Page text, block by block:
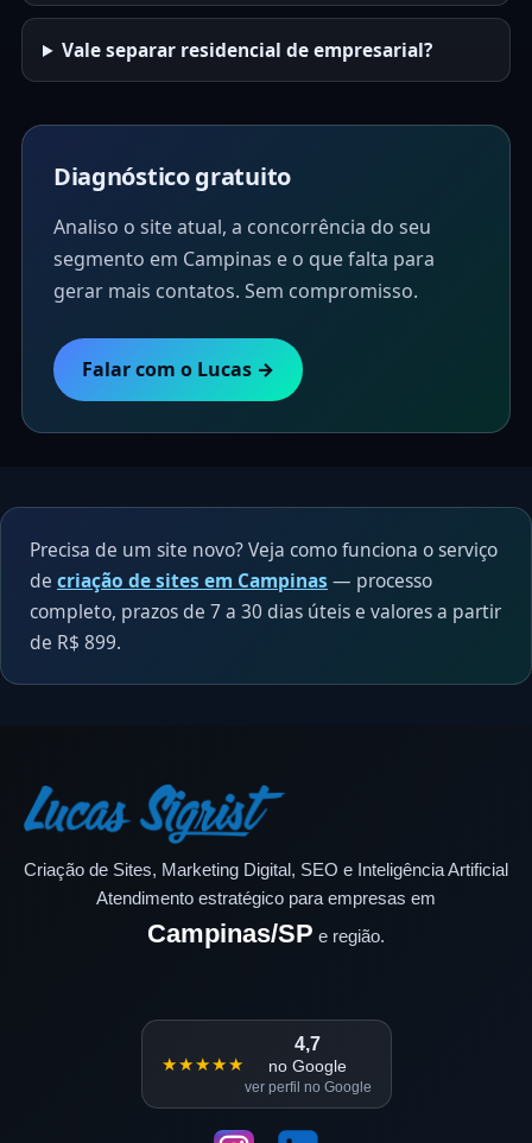
Vale separar residencial de empresarial?
Diagnóstico gratuito
Analiso o site atual, a concorrência do seu
segmento em Campinas e o que falta para
gerar mais contatos. Sem compromisso.
Falar com o Lucas →
Precisa de um site novo? Veja como funciona o serviço
de criação de sites em Campinas — processo
completo, prazos de 7 a 30 dias úteis e valores a partir
de R$ 899.
Criação de Sites, Marketing Digital, SEO e Inteligência Artificial
Atendimento estratégico para empresas em
Campinas/SP e região.
★★★★★
4,7
no Google
ver perfil no Google